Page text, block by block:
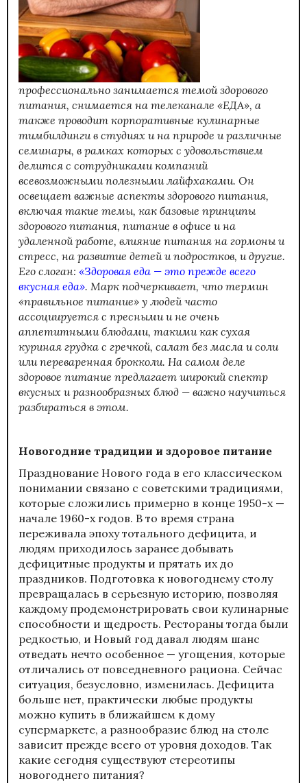
профессионально занимается темой здорового
питания, снимается на телеканале «ЕДА», а
также проводит корпоративные кулинарные
тимбилдинги в студиях и на природе и различные
семинары, в рамках которых с удовольствием
делится с сотрудниками компаний
всевозможными полезными лайфхаками. Он
освещает важные аспекты здорового питания,
включая такие темы, как базовые принципы
здорового питания, питание в офисе и на
удаленной работе, влияние питания на гормоны и
стресс, на развитие детей и подростков, и другие.
Его слоган: «Здоровая еда — это прежде всего
вкусная еда». Марк подчеркивает, что термин
«правильное питание» у людей часто
ассоциируется с пресными и не очень
аппетитными блюдами, такими как сухая
куриная грудка с гречкой, салат без масла и соли
или переваренная брокколи. На самом деле
здоровое питание предлагает широкий спектр
вкусных и разнообразных блюд — важно научиться
разбираться в этом.
Новогодние традиции и здоровое питание
Празднование Нового года в его классическом
понимании связано с советскими традициями,
которые сложились примерно в конце 1950-х —
начале 1960-х годов. В то время страна
переживала эпоху тотального дефицита, и
людям приходилось заранее добывать
дефицитные продукты и прятать их до
праздников. Подготовка к новогоднему столу
превращалась в серьезную историю, позволяя
каждому продемонстрировать свои кулинарные
способности и щедрость. Рестораны тогда были
редкостью, и Новый год давал людям шанс
отведать нечто особенное — угощения, которые
отличались от повседневного рациона. Сейчас
ситуация, безусловно, изменилась. Дефицита
больше нет, практически любые продукты
можно купить в ближайшем к дому
супермаркете, а разнообразие блюд на столе
зависит прежде всего от уровня доходов. Так
какие сегодня существуют стереотипы
новогоднего питания?